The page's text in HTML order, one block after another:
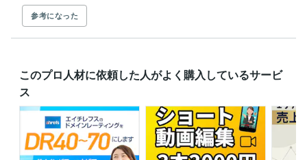
参考になった
このプロ人材に依頼した人がよく購入しているサービ
ス